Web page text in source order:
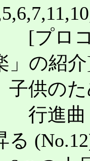
コフ
」の紹
のため
曲
る